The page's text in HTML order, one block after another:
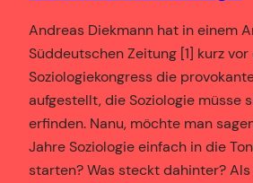
Andreas Diekmann hat in einem
Süddeutschen Zeitung [1] kurz
Soziologiekongress die
aufgestellt, die Soziologie müsse
erfinden. Nanu, möchte man
Jahre Soziologie einfach in die
starten? Was steckt dahinter?